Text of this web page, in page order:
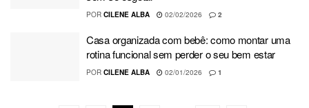
POR CILENE ALBA 02/02/2026 2
Casa organizada com bebê: como montar uma
rotina funcional sem perder o seu bem estar
POR CILENE ALBA 02/01/2026 1